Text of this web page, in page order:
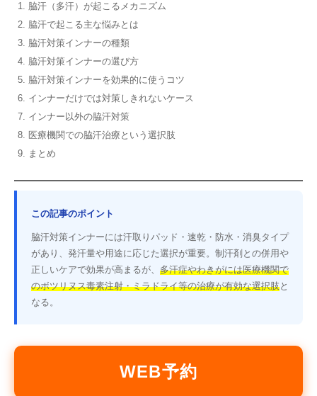
脇汗（多汗）が起こるメカニズム
脇汗で起こる主な悩みとは
脇汗対策インナーの種類
脇汗対策インナーの選び方
脇汗対策インナーを効果的に使うコツ
インナーだけでは対策しきれないケース
インナー以外の脇汗対策
医療機関での脇汗治療という選択肢
まとめ
この記事のポイント
脇汗対策インナーには汗取りパッド・速乾・防水・消臭タイプ
があり、発汗量や用途に応じた選択が重要。制汗剤との併用や
正しいケアで効果が高まるが、 多汗症やわきがには医療機関で
のボツリヌス毒素注射・ミラドライ等の治療が有効な選択肢と
なる。
WEB予約